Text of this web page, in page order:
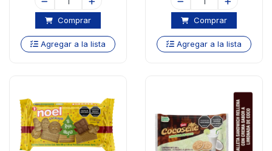
Comprar
Agregar a la lista
Comprar
Agregar a la lista